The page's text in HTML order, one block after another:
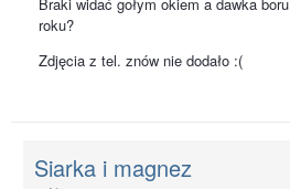
Braki widać gołym okiem a dawka
roku?
Zdjęcia z tel. znów nie dodało :(
Siarka i magnez